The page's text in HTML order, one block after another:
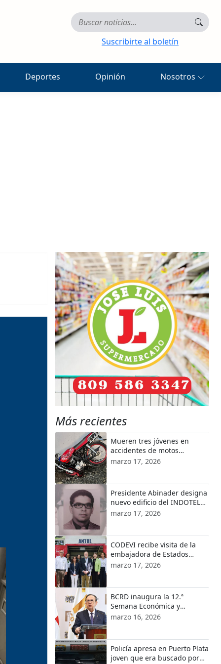
Suscribirte al boletín
Deportes Opinión Nosotros
Más recientes
Mueren tres jóvenes en
accidentes de motos
ocurridos en localidades de
marzo 17, 2026
Presidente Abinader designa
nuevo edificio del INDOTEL
con el nombre de Orlando
marzo 17, 2026
CODEVI recibe visita de la
embajadora de Estados
Unidos en República
marzo 17, 2026
BCRD inaugura la 12.ª
Semana Económica y
Financiera 2026
marzo 16, 2026
Policía apresa en Puerto Plata
joven que era buscado por